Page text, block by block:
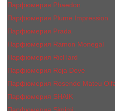
Парфюмерия Phaedon
Парфюмерия Plume Impression
Парфюмерия Prada
Парфюмерия Ramon Monegal
Парфюмерия RicHard
Парфюмерия Roja Dove
Парфюмерия Rosendo Mateu
Парфюмерия SHAIK